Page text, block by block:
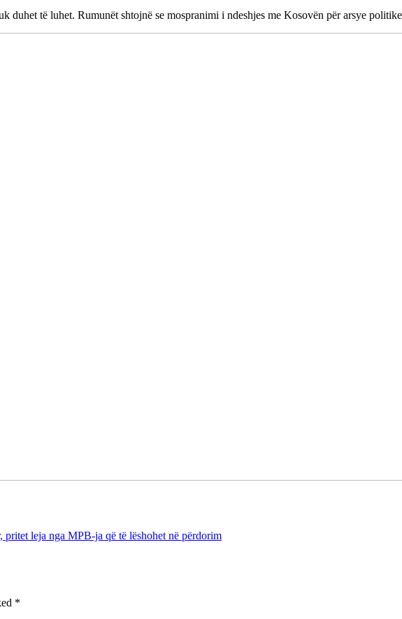
duhet të luhet. Rumunët shtojnë se mospranimi i ndeshjes me Kosovën për arsye
pritet leja nga MPB-ja që të lëshohet në përdorim
*